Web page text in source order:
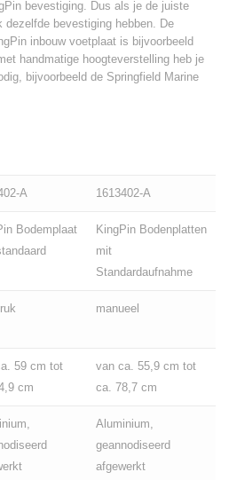
bevestiging. Dus als je de juiste
bevestiging hebben. De
inbouw voetplaat is bijvoorbeeld
handmatige hoogteverstelling heb je
bijvoorbeeld de Springfield Marine
A 1613402-A
Bodemplaat
KingPin Bodenplatten
mit
Standardaufnahme
manueel
59 cm tot
cm
van ca. 55,9 cm tot
ca. 78,7 cm
Aluminium,
geannodiseerd
afgewerkt